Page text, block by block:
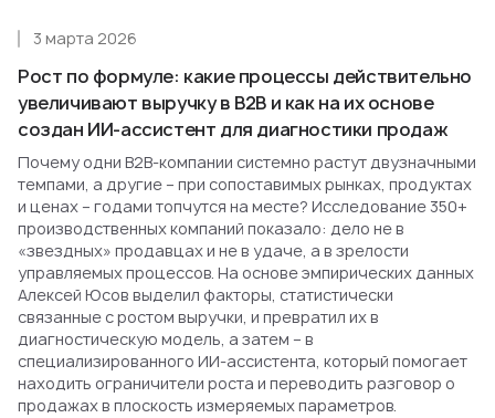
Рост по формуле: какие процессы действительно
увеличивают выручку в B2B и как на их основе
создан ИИ-ассистент для диагностики продаж
3 марта 2026
Почему одни B2B-компании системно растут двузначными
темпами, а другие – при сопоставимых рынках, продуктах
и ценах – годами топчутся на месте? Исследование 350+
производственных компаний показало: дело не в
«звездных» продавцах и не в удаче, а в зрелости
управляемых процессов. На основе эмпирических данных
Алексей Юсов выделил факторы, статистически
связанные с ростом выручки, и превратил их в
диагностическую модель, а затем – в
специализированного ИИ-ассистента, который помогает
находить ограничители роста и переводить разговор о
продажах в плоскость измеряемых параметров.